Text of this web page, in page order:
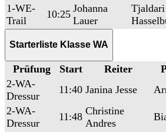
1-WE-
Trail
10:25 Johanna
Lauer
Starterliste Klasse WA
Prüfung Start Reiter
2-WA-
Dressur
11:40 Janina Jesse
2-WA-
Dressur
11:48 Christine
Andres